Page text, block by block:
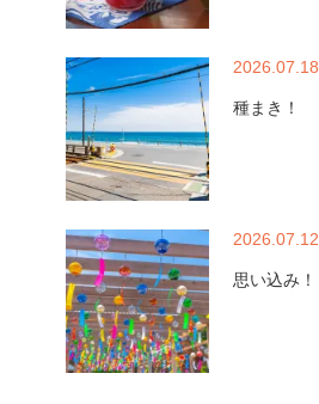
2026.07.18
種まき！
2026.07.12
思い込み！